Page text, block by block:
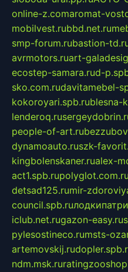
online-z.comaromat-
mobilvest.rubbd.net.ru
smp-forum.rubastion-
avrmotors.ruart-
ecostep-samara.rud-
sko.com.rudavitamebel-
kokoroyari.spb.rublesna-
lenderoq.ru
people-of-art.ru
dynamoauto.ruszk-
kingbolenskaner.rualex-
act1.spb.rupolyglot.com.ru
detsad125.rumir-
council.spb.ru
iclub.net.rugazon-easy.ru
pylesostineco.rumsts-
artemovskij.ru
ndm.msk.ru